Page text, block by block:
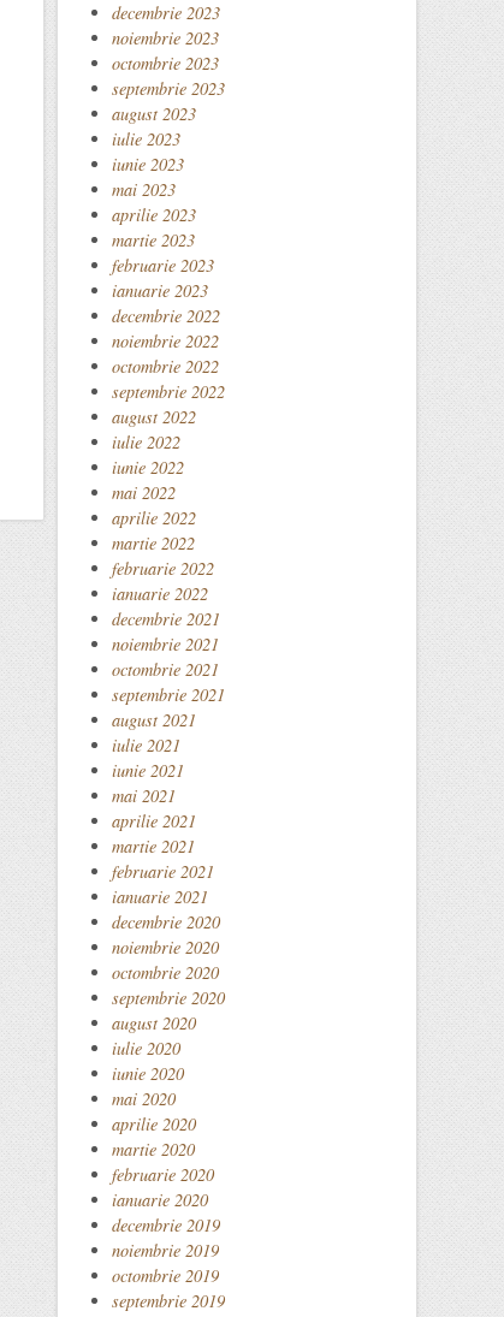
decembrie 2023
noiembrie 2023
octombrie 2023
septembrie 2023
august 2023
iulie 2023
iunie 2023
mai 2023
aprilie 2023
martie 2023
februarie 2023
ianuarie 2023
decembrie 2022
noiembrie 2022
octombrie 2022
septembrie 2022
august 2022
iulie 2022
iunie 2022
mai 2022
aprilie 2022
martie 2022
februarie 2022
ianuarie 2022
decembrie 2021
noiembrie 2021
octombrie 2021
septembrie 2021
august 2021
iulie 2021
iunie 2021
mai 2021
aprilie 2021
martie 2021
februarie 2021
ianuarie 2021
decembrie 2020
noiembrie 2020
octombrie 2020
septembrie 2020
august 2020
iulie 2020
iunie 2020
mai 2020
aprilie 2020
martie 2020
februarie 2020
ianuarie 2020
decembrie 2019
noiembrie 2019
octombrie 2019
septembrie 2019